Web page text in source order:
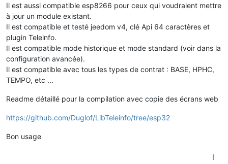
Il est aussi compatible esp8266 pour ceux qui voudraient mettre
à jour un module existant.
Il est compatible et testé jeedom v4, clé Api 64 caractères et
plugin Teleinfo.
Il est compatible mode historique et mode standard (voir dans la
configuration avancée).
Il est compatible avec tous les types de contrat : BASE, HPHC,
TEMPO, etc ...
Readme détaillé pour la compilation avec copie des écrans web
https://github.com/Duglof/LibTeleinfo/tree/esp32
Bon usage